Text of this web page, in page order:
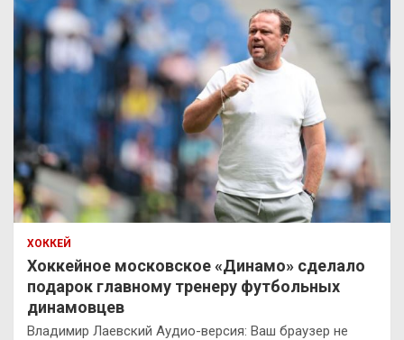
ХОККЕЙ
Хоккейное московское «Динамо» сделало
подарок главному тренеру футбольных
динамовцев
Владимир Лаевский Аудио-версия: Ваш браузер не